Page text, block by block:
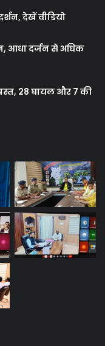
देखें वीडियो
आधा दर्जन से अधिक
28 घायल और 7 की